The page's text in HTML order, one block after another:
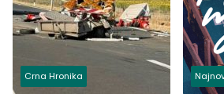
Crna Hronika